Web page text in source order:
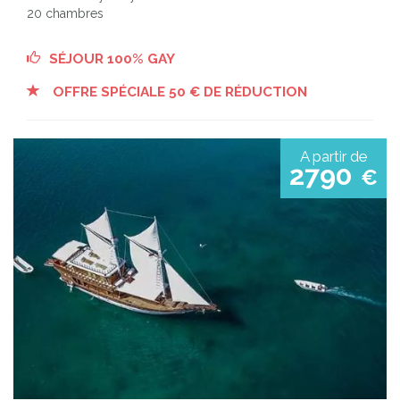
20 chambres
SÉJOUR 100% GAY
OFFRE SPÉCIALE 50 € DE RÉDUCTION
A partir de
2790 €